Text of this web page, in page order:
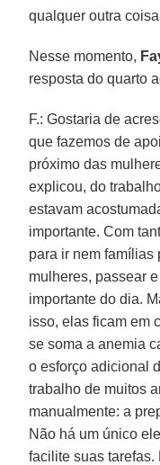
qualquer outra
Nesse momento,
resposta do quarto
F.: Gostaria de
que fazemos de
próximo das
explicou, do
estavam
importante. Com
para ir nem famílias
mulheres, passear
importante do dia.
isso, elas ficam em
se soma a anemia
o esforço adicional
trabalho de muitos
manualmente: a
Não há um único
facilite suas